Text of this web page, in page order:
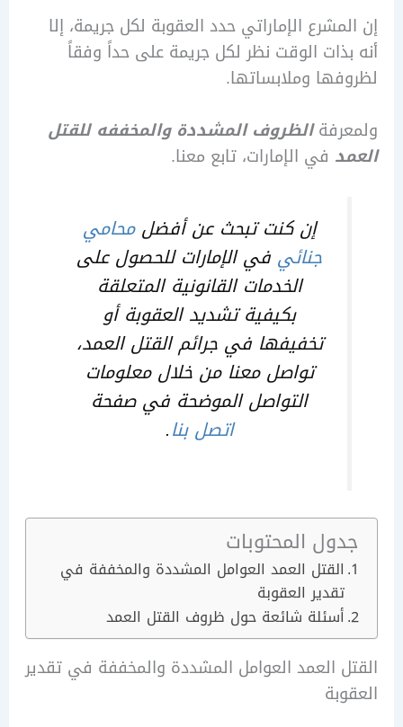
الإماراتي حدد العقوبة لكل جريمة، إلا
الوقت نظر لكل جريمة على حداً وفقاً
وملابساتها.
الظروف المشددة والمخففه للقتل
في الإمارات، تابع معنا.
إن كنت تبحث عن أفضلمحامي
في الإمارات للحصول على
الخدمات القانونية المتعلقة
بكيفية تشديد العقوبة أو
تخفيفها في جرائم القتل العمد،
تواصل معنا من خلال معلومات
التواصل الموضحة في صفحة
اتصل بنا.
المحتوبات
القتل العمد العوامل المشددة والمخففة في
تقدير العقوبة
أسئلة شائعة حول ظروف القتل العمد
العمد العوامل المشددة والمخففة في تقدير